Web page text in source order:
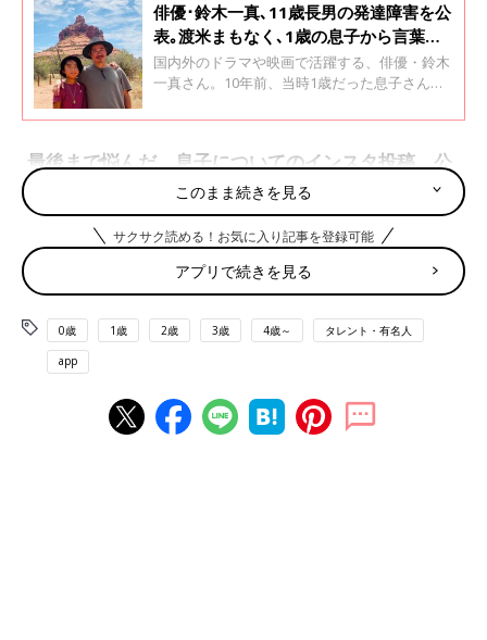
俳優･鈴木一真､11歳長男の発達障害を公
表｡渡米まもなく､1歳の息子から言葉と
笑顔が消えた･･･｡家族の10年間の道のり
国内外のドラマや映画で活躍する、俳優・鈴木
一真さん。10年前、当時1歳だった息子さんを
渡り、現在は日本とアメリカを行き来しなが
す。そして2025年、渡米から10年の節目に、自
身のインスタグラムで、息子さんが発達障害で
あることを公表。今回は、診断がおりた当時の
気持ちや、家族で取り組んだセラピーのこと、
また、発達障害に対するアメリカの体制や日本
との違いについて聞きました。 全2回インタビ
ューの前編です。
最後まで悩んだ、息子についてのインスタ投稿。公
表後は、みなさんからの感謝の言葉が届いた！
このまま続きを見る
サクサク読める！お気に入り記事を登録可能
アプリで続きを見る
0歳 1歳 2歳 3歳 4歳～ タレント・有名人
app